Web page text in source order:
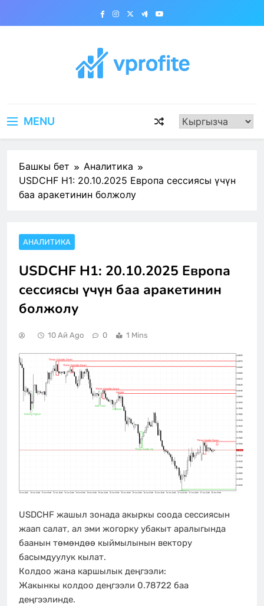
MENU
Башкы бет
Аналитика
USDCHF H1: 20.10.2025 Европа сессиясы үчүн
баа аракетинин болжолу
АНАЛИТИКА
USDCHF H1: 20.10.2025 Европа
сессиясы үчүн баа аракетинин
болжолу
10 Ай Ago 0 1 Mins
USDCHF жашыл зонада акыркы соода сессиясын
жаап салат, ал эми жогорку убакыт аралыгында
баанын төмөндөө кыймылынын вектору
басымдуулук кылат.
Колдоо жана каршылык деңгээли:
Жакынкы колдоо деңгээли 0.78722 баа
деңгээлинде.